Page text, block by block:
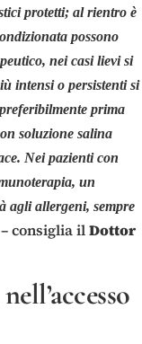
protetti; al rientro è
possono
nei casi lievi si
intensi o persistenti si
prima
soluzione salina
Nei pazienti con
un
agli allergeni, sempre
– consiglia ilDottor